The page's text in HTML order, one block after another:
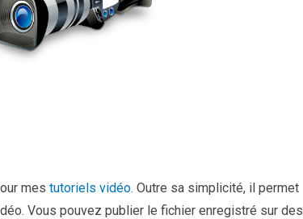
mes tutoriels vidéo. Outre sa simplicité, il permet
Vous pouvez publier le fichier enregistré sur des